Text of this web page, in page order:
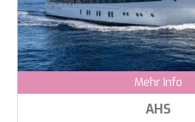
Mehr Info
AHS
HAPPY ME
HEEUS
HELIOS
HOPE I
HP6